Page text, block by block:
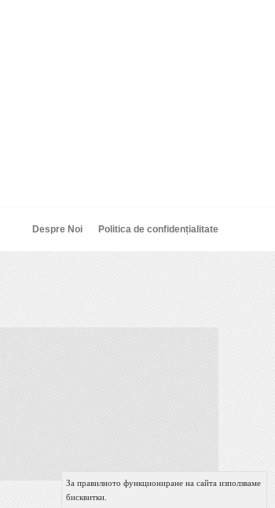
Despre Noi Politica de confidențialitate
За правилното функциониране на сайта използваме
бисквитки.